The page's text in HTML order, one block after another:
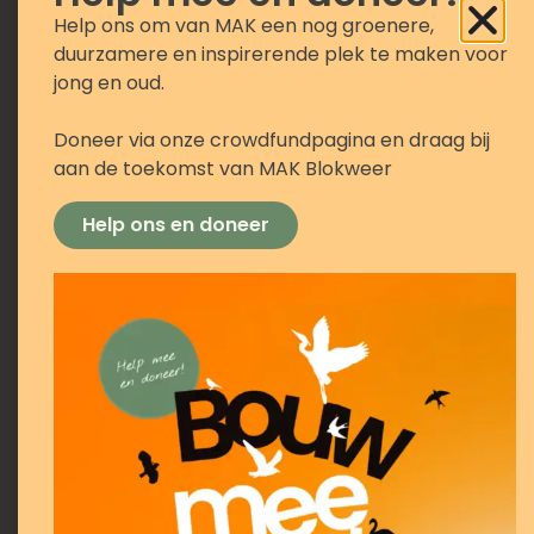
Voorlezen
[datum+tijd]
Een gastdocent vanGrootouders
voor het Klimaat komt in de klas
om deze activiteit met jullie uit te
Help ons om van MAK een nog groenere,
duurzamere en inspirerende plek te maken voor
jong en oud.
Doneer via onze crowdfundpagina en draag bij
aan de toekomst van MAK Blokweer
Help ons en doneer